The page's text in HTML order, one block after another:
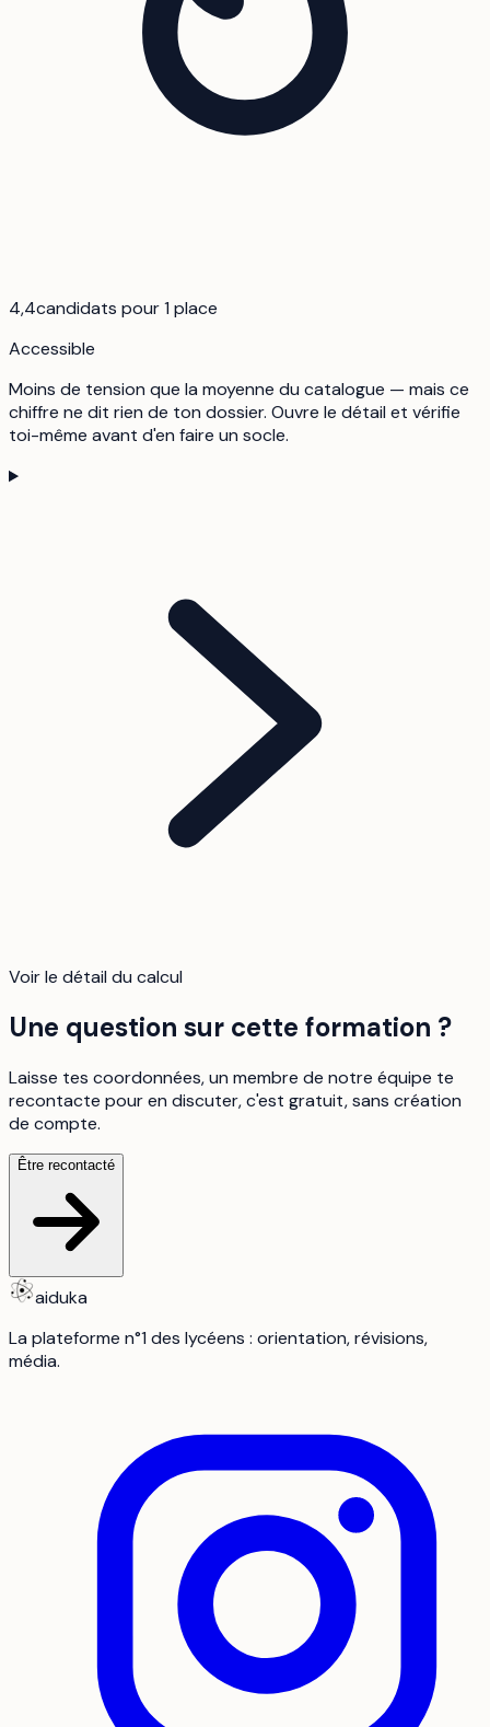
4,4candidats pour 1 place
Accessible
Moins de tension que la moyenne du catalogue — mais ce
chiffre ne dit rien de ton dossier. Ouvre le détail et vérifie
toi-même avant d'en faire un socle.
Voir le détail du calcul
Une question sur cette formation ?
Laisse tes coordonnées, un membre de notre équipe te
recontacte pour en discuter, c'est gratuit, sans création
de compte.
Être recontacté
aiduka
La plateforme n°1 des lycéens : orientation, révisions,
média.